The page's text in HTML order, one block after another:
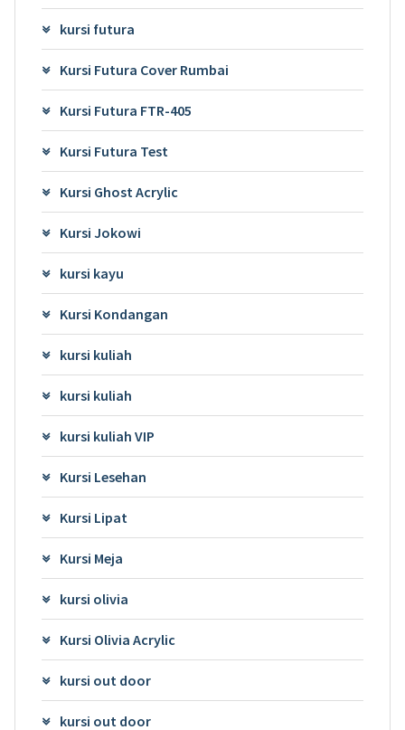
kursi futura
Kursi Futura Cover Rumbai
Kursi Futura FTR-405
Kursi Futura Test
Kursi Ghost Acrylic
Kursi Jokowi
kursi kayu
Kursi Kondangan
kursi kuliah
kursi kuliah
kursi kuliah VIP
Kursi Lesehan
Kursi Lipat
Kursi Meja
kursi olivia
Kursi Olivia Acrylic
kursi out door
kursi out door